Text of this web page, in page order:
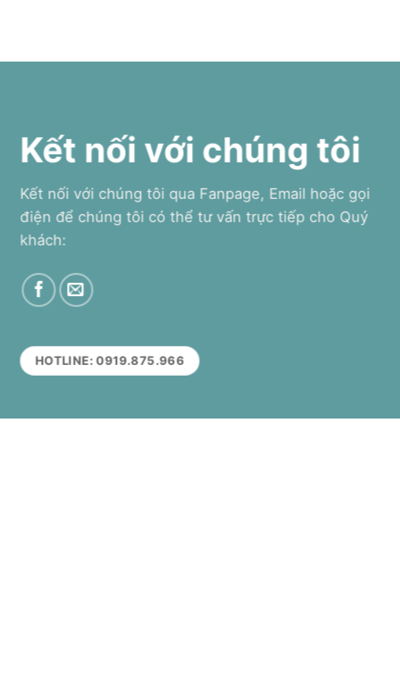
Kết nối với chúng tôi
Kết nối với chúng tôi qua Fanpage, Email hoặc gọi
điện để chúng tôi có thể tư vấn trực tiếp cho Quý
khách:
HOTLINE: 0919.875.966